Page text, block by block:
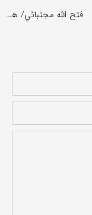
فتح الله مجتبائي/ هـ.